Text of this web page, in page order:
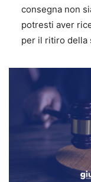
consegna non
potresti aver
per il ritiro della